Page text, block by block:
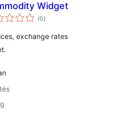
Widget
(0értékelés
összesen
)
exchange rates